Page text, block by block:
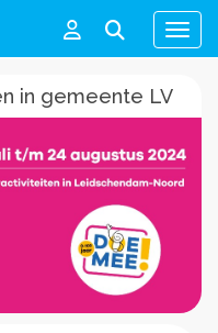
Menu
in gemeente LV